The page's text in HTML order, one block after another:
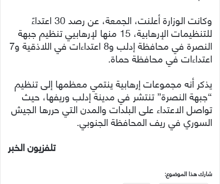
وكانت الوزارة أعلنت، الجمعة، عن رصد 30 اعتداءً
للتنظيمات الإرهابية، 15 منها لإرهابيي تنظيم جبهة
النصرة في محافظة إدلب و8 اعتداءات في اللاذقية و7
اعتداءات في محافظة حماة.
يذكر أنه مجموعات إرهابية ينتمي معظمها إلى تنظيم
“جبهة النصرة” تنتشر في مدينة إدلب وريفها، حيث
تواصل الاعتداء على البلدات والمدن التي حررها الجيش
السوري في ريف المحافظة الجنوبي.
تلفزيون الخبر
شارك هذا الموضوع: